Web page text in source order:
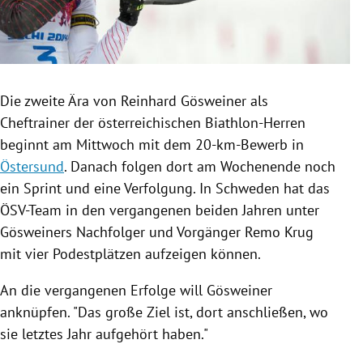
Untermenü
Untermenü
Untermenü
Die zweite Ära von Reinhard Gösweiner als
Cheftrainer der österreichischen Biathlon-Herren
beginnt am Mittwoch mit dem 20-km-Bewerb in
Östersund. Danach folgen dort am Wochenende noch
ein Sprint und eine Verfolgung. In Schweden hat das
ÖSV-Team in den vergangenen beiden Jahren unter
Gösweiners Nachfolger und Vorgänger Remo Krug
mit vier Podestplätzen aufzeigen können.
An die vergangenen Erfolge will Gösweiner
anknüpfen. "Das große Ziel ist, dort anschließen, wo
sie letztes Jahr aufgehört haben."